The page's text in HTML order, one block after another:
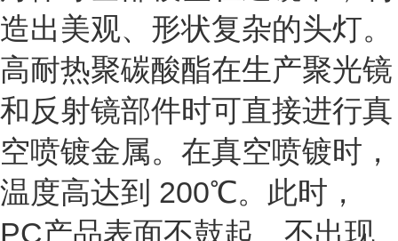
造出美观、形状复杂的头灯。
高耐热聚碳酸酯在生产聚光镜
和反射镜部件时可直接进行真
空喷镀金属。在真空喷镀时，
温度高达到 200℃。此时，
PC产品表面不鼓起、不出现